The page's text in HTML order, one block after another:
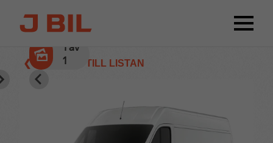
❮ TILLBAKA TILL LISTAN
1av
1